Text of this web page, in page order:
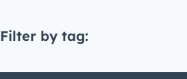
Filter by tag: